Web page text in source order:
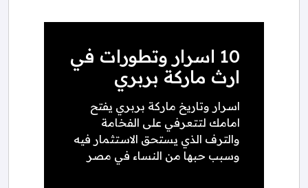
10 اسرار وتطورات في
ارث ماركة بربري
اسرار وتاريخ ماركة بربري يفتح
امامك لتتعرفي على الفخامة
والترف الذي يستحق الاستثمار فيه
وسبب حبها من النساء في مصر